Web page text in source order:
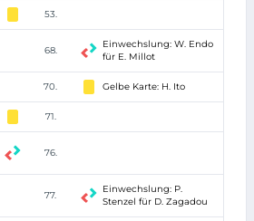
53.
68.
Einwechslung: W. Endo
für E. Millot
70. Gelbe Karte: H. Ito
71.
76.
77.
Einwechslung: P.
Stenzel für D. Zagadou